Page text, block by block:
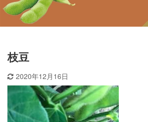
枝豆
2020年12月16日